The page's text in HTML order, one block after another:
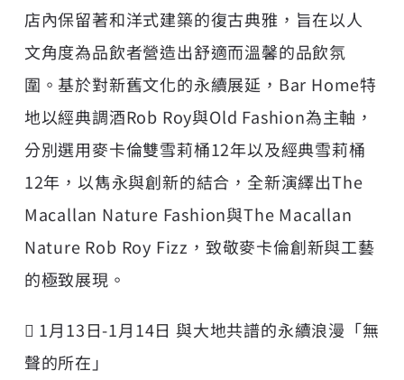
店內保留著和洋式建築的復古典雅，旨在以人
文角度為品飲者營造出舒適而溫馨的品飲氛
圍。基於對新舊文化的永續展延，Bar Home特
地以經典調酒Rob Roy與Old Fashion為主軸，
分別選用麥卡倫雙雪莉桶12年以及經典雪莉桶
12年，以雋永與創新的結合，全新演繹出The
Macallan Nature Fashion與The Macallan
Nature Rob Roy Fizz，致敬麥卡倫創新與工藝
的極致展現。
 1月13日-1月14日 與大地共譜的永續浪漫「無
聲的所在」